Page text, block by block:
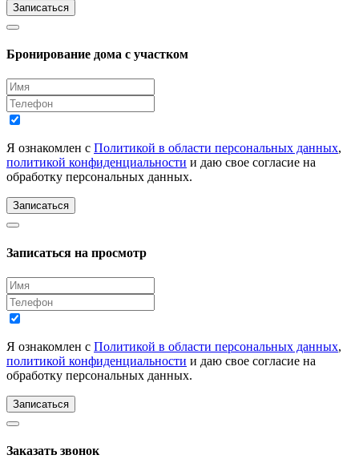
Записаться
Бронирование дома с участком
Я ознакомлен с Политикой в области персональных данных,
политикой конфиденциальности и даю свое согласие на
обработку персональных данных.
Записаться
Записаться на просмотр
Я ознакомлен с Политикой в области персональных данных,
политикой конфиденциальности и даю свое согласие на
обработку персональных данных.
Записаться
Заказать звонок